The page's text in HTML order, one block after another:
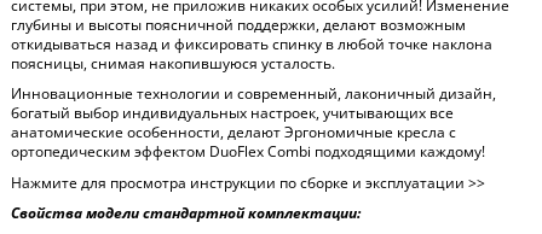
системы, при этом, не приложив никаких особых усилий! Изменение
глубины и высоты поясничной поддержки, делают возможным
откидываться назад и фиксировать спинку в любой точке наклона
поясницы, снимая накопившуюся усталость.
Инновационные технологии и современный, лаконичный дизайн,
богатый выбор индивидуальных настроек, учитывающих все
анатомические особенности, делают Эргономичные кресла с
ортопедическим эффектом DuoFlex Combi подходящими каждому!
Нажмите для просмотра инструкции по сборке и эксплуатации >>
Свойства модели стандартной комплектации: